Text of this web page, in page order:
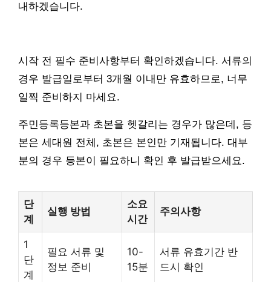
내하겠습니다.
시작 전 필수 준비사항부터 확인하겠습니다. 서류의
경우 발급일로부터 3개월 이내만 유효하므로, 너무
일찍 준비하지 마세요.
주민등록등본과 초본을 헷갈리는 경우가 많은데, 등
본은 세대원 전체, 초본은 본인만 기재됩니다. 대부
분의 경우 등본이 필요하니 확인 후 발급받으세요.
단
계
실행 방법
소요
시간
주의사항
1
단
계
필요 서류 및
정보 준비
10-
15분
서류 유효기간 반
드시 확인